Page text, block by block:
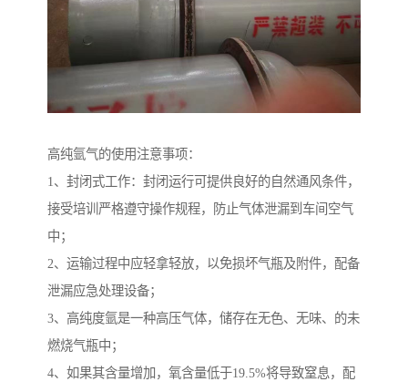
高纯氩气的使用注意事项：
1、封闭式工作：封闭运行可提供良好的自然通风条件，
接受培训严格遵守操作规程，防止气体泄漏到车间空气
中；
2、运输过程中应轻拿轻放，以免损坏气瓶及附件，配备
泄漏应急处理设备；
3、高纯度氩是一种高压气体，储存在无色、无味、的未
燃烧气瓶中；
4、如果其含量增加，氧含量低于19.5%将导致窒息，配